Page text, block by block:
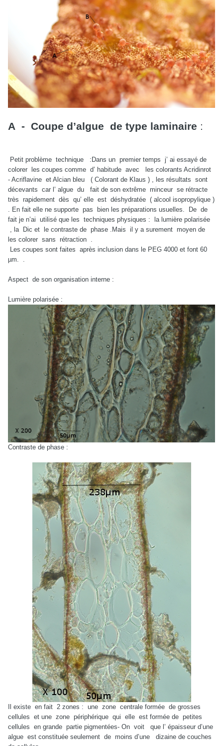
A - Coupe d’algue de type laminaire :
Petit problème technique :Dans un premier temps j’ ai essayé de
colorer les coupes comme d’ habitude avec les colorants Acridinrot
- Acriflavine et Alcian bleu ( Colorant de Klaus ) , les résultats sont
décevants car l’ algue du fait de son extrême minceur se rétracte
très rapidement dès qu’ elle est déshydratée ( alcool isopropylique )
. En fait elle ne supporte pas bien les préparations usuelles. De de
fait je n’ai utilisé que les techniques physiques : la lumière polarisée
, la Dic et le contraste de phase .Mais il y a surement moyen de
les colorer sans rétraction .
Les coupes sont faites après inclusion dans le PEG 4000 et font 60
µm. .
Aspect de son organisation interne :
Lumière polarisée :
Contraste de phase :
Il existe en fait 2 zones : une zone centrale formée de grosses
cellules et une zone périphérique qui elle est formée de petites
cellules en grande partie pigmentées- On voit que l’ épaisseur d’une
algue est constituée seulement de moins d’une dizaine de couches